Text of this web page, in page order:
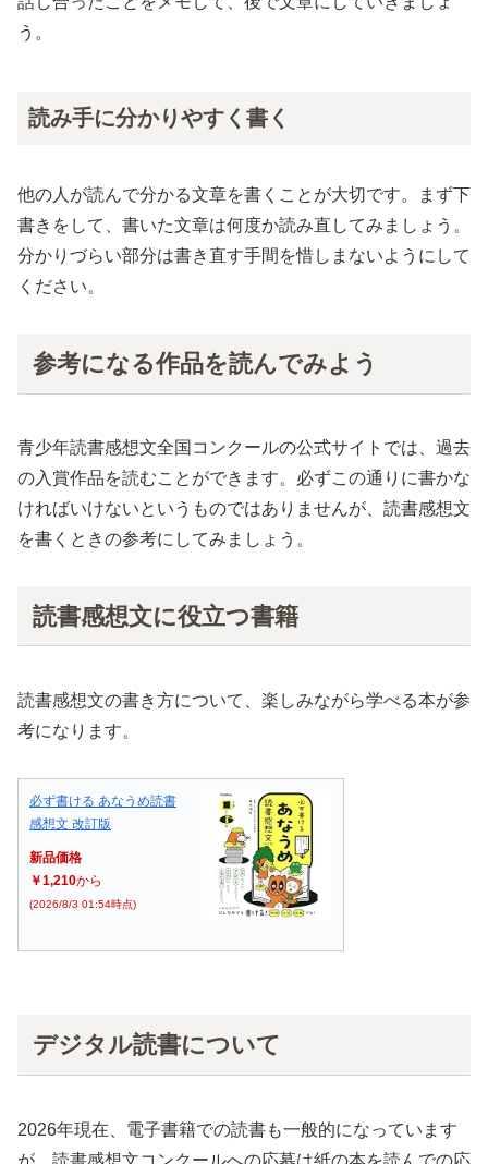
う。
読み手に分かりやすく書く
他の人が読んで分かる文章を書くことが大切です。まず下
書きをして、書いた文章は何度か読み直してみましょう。
分かりづらい部分は書き直す手間を惜しまないようにして
ください。
参考になる作品を読んでみよう
青少年読書感想文全国コンクールの公式サイトでは、過去
の入賞作品を読むことができます。必ずこの通りに書かな
ければいけないというものではありませんが、読書感想文
を書くときの参考にしてみましょう。
読書感想文に役立つ書籍
読書感想文の書き方について、楽しみながら学べる本が参
考になります。
必ず書ける あなうめ読書
感想文 改訂版
新品価格
￥1,210から
(2026/8/3 01:54時点)
デジタル読書について
2026年現在、電子書籍での読書も一般的になっています
が、読書感想文コンクールへの応募は紙の本を読んでの応